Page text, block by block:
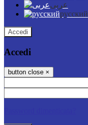
عربى
русский
Accedi
Accedi
button close ×